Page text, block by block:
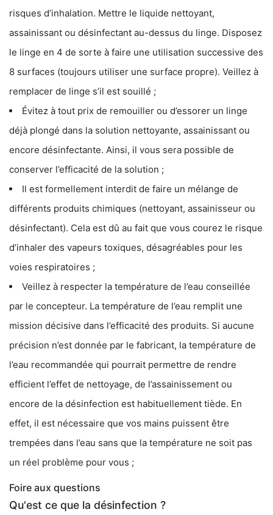
risques d’inhalation. Mettre le liquide nettoyant,
assainissant ou désinfectant au-dessus du linge. Disposez
le linge en 4 de sorte à faire une utilisation successive des
8 surfaces (toujours utiliser une surface propre). Veillez à
remplacer de linge s’il est souillé ;
Évitez à tout prix de remouiller ou d’essorer un linge
déjà plongé dans la solution nettoyante, assainissant ou
encore désinfectante. Ainsi, il vous sera possible de
conserver l’efficacité de la solution ;
Il est formellement interdit de faire un mélange de
différents produits chimiques (nettoyant, assainisseur ou
désinfectant). Cela est dû au fait que vous courez le risque
d’inhaler des vapeurs toxiques, désagréables pour les
voies respiratoires ;
Veillez à respecter la température de l’eau conseillée
par le concepteur. La température de l’eau remplit une
mission décisive dans l’efficacité des produits. Si aucune
précision n’est donnée par le fabricant, la température de
l’eau recommandée qui pourrait permettre de rendre
efficient l’effet de nettoyage, de l’assainissement ou
encore de la désinfection est habituellement tiède. En
effet, il est nécessaire que vos mains puissent être
trempées dans l’eau sans que la température ne soit pas
un réel problème pour vous ;
Foire aux questions
Qu'est ce que la désinfection ?